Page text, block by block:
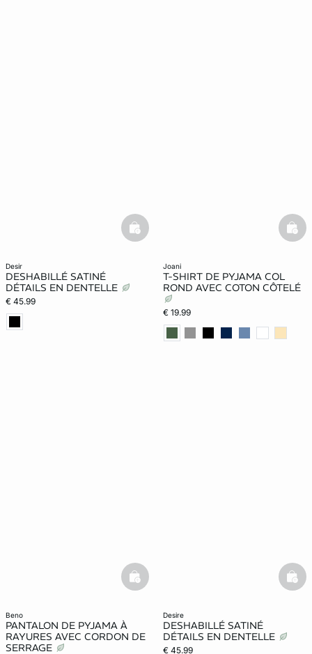
desir
DESHABILLÉ SATINÉ
DÉTAILS EN DENTELLE
€ 45.99
basketfull
joani
T-SHIRT DE PYJAMA COL
ROND AVEC COTON CÔTELÉ
€ 19.99
beno
PANTALON DE PYJAMA À
RAYURES AVEC CORDON DE
SERRAGE
basketfull
desire
DESHABILLÉ SATINÉ
DÉTAILS EN DENTELLE
€ 45.99